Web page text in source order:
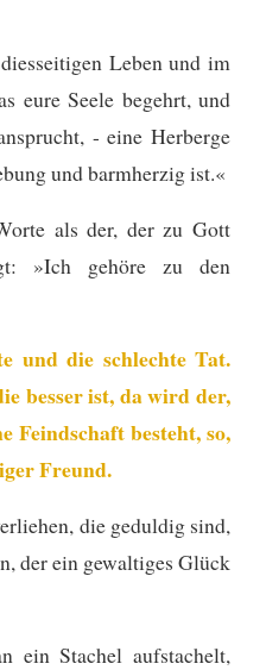
Leben und im
eure Seele begehrt, und
- eine Herberge
und barmherzig ist.«
als der, der zu Gott
»Ich gehöre zu den
und die schlechte Tat.
besser ist, da wird der,
Feindschaft besteht, so,
Freund.
die geduldig sind,
der ein gewaltiges Glück
ein Stachel aufstachelt,